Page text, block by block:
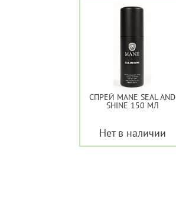
СПРЕЙ MANE SEAL AND
SHINE 150 МЛ
Нет в наличии